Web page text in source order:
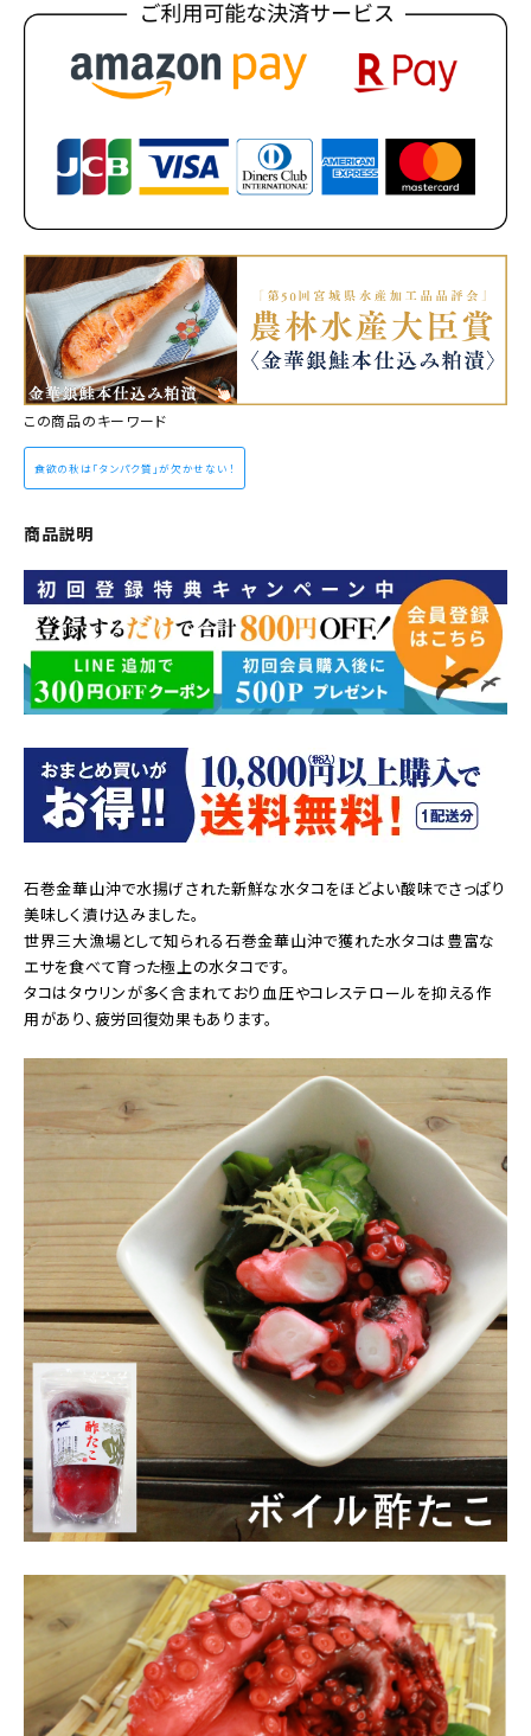
この商品のキーワード
食欲の秋は「タンパク質」が欠かせない！
商品説明
石巻金華山沖で水揚げされた新鮮な水タコをほどよい酸味でさっぱり
美味しく漬け込みました。
世界三大漁場として知られる石巻金華山沖で獲れた水タコは豊富な
エサを食べて育った極上の水タコです。
タコはタウリンが多く含まれており血圧やコレステロールを抑える作
用があり、疲労回復効果もあります。